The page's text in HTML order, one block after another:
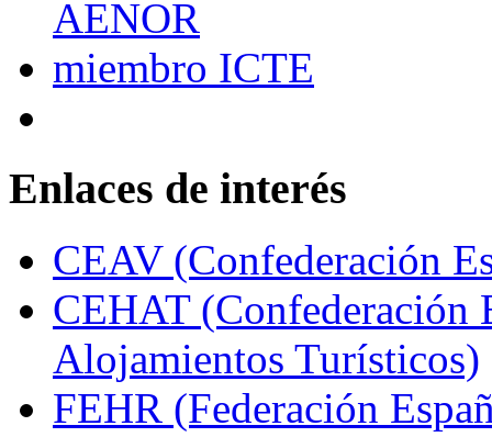
Enlaces de interés
CEAV (Confederación
CEHAT (Confederación
Alojamientos Turísticos)
FEHR (Federación